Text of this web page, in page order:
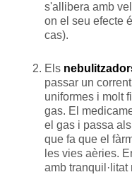
s'allibera amb
on el seu efecte
cas).
Els
passar un
uniformes i molt
gas. El
el gas i passa
que fa que el
les vies aèries.
amb